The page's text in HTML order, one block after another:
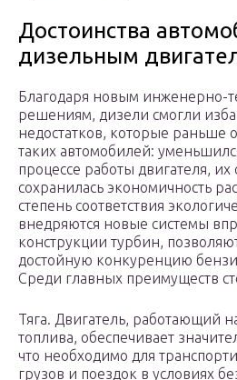
Достоинства
дизельным
Благодаря новым инженерно-
решениям, дизели смогли
недостатков, которые раньше
таких автомобилей:
процессе работы двигателя,
сохранилась экономичность
степень соответствия
внедряются новые системы
конструкции турбин,
достойную конкуренцию
Среди главных преимуществ
Тяга. Двигатель, работающий
топлива, обеспечивает
что необходимо для
грузов и поездок в условиях